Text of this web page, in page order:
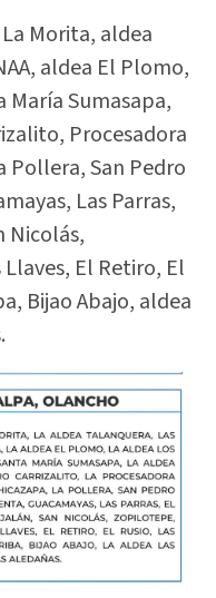
Morita, aldea
aldea El Plomo,
María Sumasapa,
Procesadora
Pollera, San Pedro
Las Parras,
Nicolás,
El Retiro, El
Bijao Abajo, aldea